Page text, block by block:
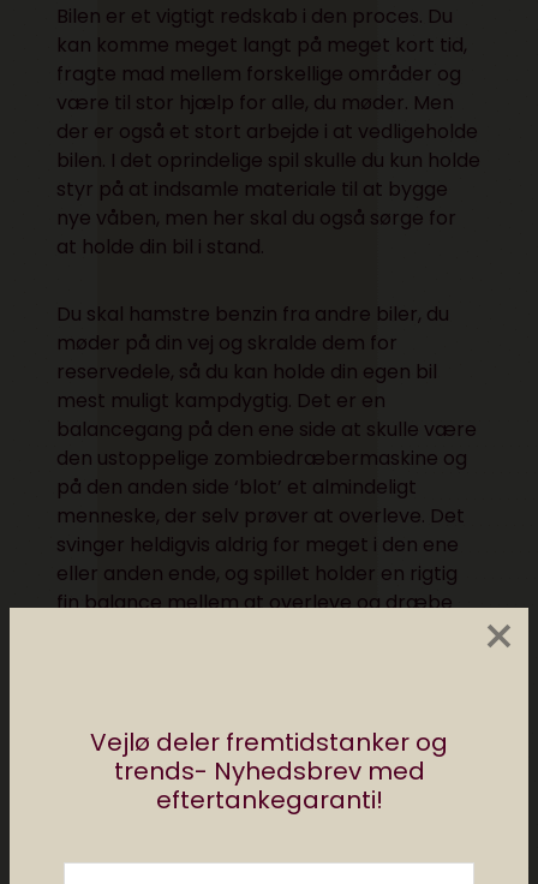
Vejlø deler fremtidstanker og
trends- Nyhedsbrev med
eftertankegaranti!
×
Bilen er et vigtigt redskab i den proces. Du
kan komme meget langt på meget kort tid,
fragte mad mellem forskellige områder og
være til stor hjælp for alle, du møder. Men
der er også et stort arbejde i at vedligeholde
bilen. I det oprindelige spil skulle du kun holde
styr på at indsamle materiale til at bygge
nye våben, men her skal du også sørge for
at holde din bil i stand.
Du skal hamstre benzin fra andre biler, du
møder på din vej og skralde dem for
reservedele, så du kan holde din egen bil
mest muligt kampdygtig. Det er en
balancegang på den ene side at skulle være
den ustoppelige zombiedræbermaskine og
på den anden side ‘blot’ et almindeligt
menneske, der selv prøver at overleve. Det
svinger heldigvis aldrig for meget i den ene
eller anden ende, og spillet holder en rigtig
fin balance mellem at overleve og dræbe
ind i undervejs i spillet, så du kan omdanne
dem til våben og reservedele.